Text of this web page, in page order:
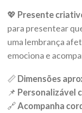
💖 Presente
para presentear
uma lembrança
emociona e
📏 Dimensões
📌 Personalizável
🔗Acompanha